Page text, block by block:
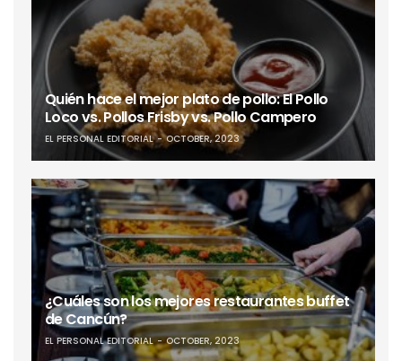
Quién hace el mejor plato de pollo: El Pollo
Loco vs. Pollos Frisby vs. Pollo Campero
EL PERSONAL EDITORIAL OCTOBER, 2023
¿Cuáles son los mejores restaurantes buffet
de Cancún?
EL PERSONAL EDITORIAL OCTOBER, 2023